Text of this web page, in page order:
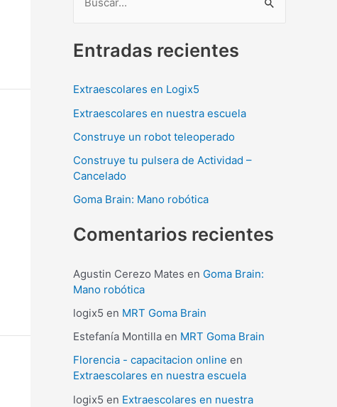
s
a
r
p
o
r
:
Entradas recientes
Extraescolares en Logix5
Extraescolares en nuestra escuela
Construye un robot teleoperado
Construye tu pulsera de Actividad –
Cancelado
Goma Brain: Mano robótica
Comentarios recientes
Agustin Cerezo Mates en Goma Brain:
Mano robótica
logix5 en MRT Goma Brain
Estefanía Montilla en MRT Goma Brain
Florencia - capacitacion online en
Extraescolares en nuestra escuela
logix5 en Extraescolares en nuestra